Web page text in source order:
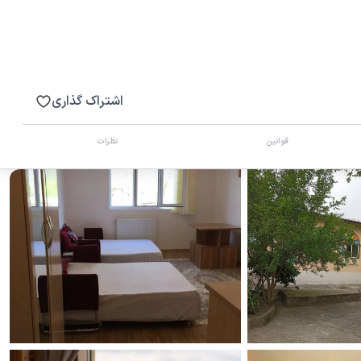
قوانین نظرات
اشتراک گذاری